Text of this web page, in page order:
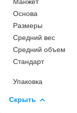
Основа
Размеры
Средний вес
Средний объем
Стандарт
Упаковка
Скрыть